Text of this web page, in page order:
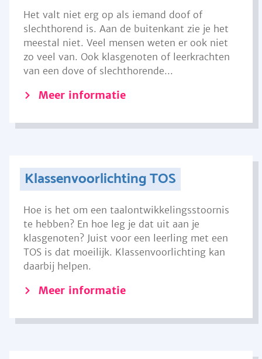
Het valt niet erg op als iemand doof of
slechthorend is. Aan de buitenkant zie je het
meestal niet. Veel mensen weten er ook niet
zo veel van. Ook klasgenoten of leerkrachten
van een dove of slechthorende...
Meer informatie
Klassenvoorlichting TOS
Hoe is het om een taalontwikkelingsstoornis
te hebben? En hoe leg je dat uit aan je
klasgenoten? Juist voor een leerling met een
TOS is dat moeilijk. Klassenvoorlichting kan
daarbij helpen.
Meer informatie